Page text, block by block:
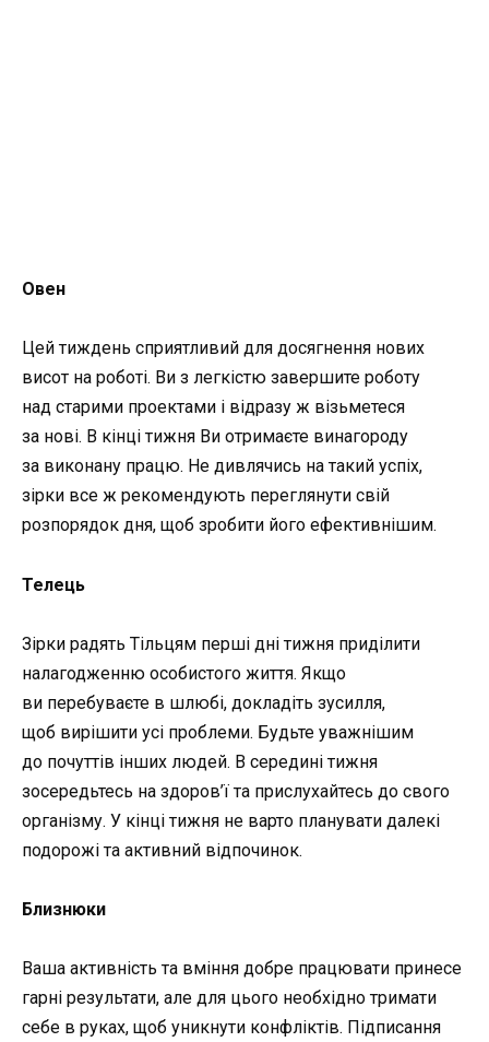
Овен
Цей тиждень сприятливий для досягнення нових
висот на роботі. Ви з легкістю завершите роботу
над старими проектами і відразу ж візьметеся
за нові. В кінці тижня Ви отримаєте винагороду
за виконану працю. Не дивлячись на такий успіх,
зірки все ж рекомендують переглянути свій
розпорядок дня, щоб зробити його ефективнішим.
Телець
Зірки радять Тільцям перші дні тижня приділити
налагодженню особистого життя. Якщо
ви перебуваєте в шлюбі, докладіть зусилля,
щоб вирішити усі проблеми. Будьте уважнішим
до почуттів інших людей. В середині тижня
зосередьтесь на здоров’ї та прислухайтесь до свого
організму. У кінці тижня не варто планувати далекі
подорожі та активний відпочинок.
Близнюки
Ваша активність та вміння добре працювати принесе
гарні результати, але для цього необхідно тримати
себе в руках, щоб уникнути конфліктів. Підписання